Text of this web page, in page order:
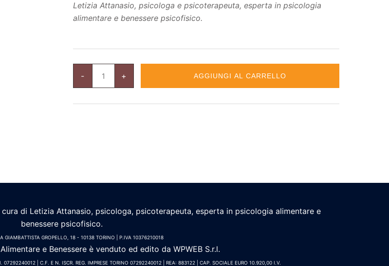
Letizia Attanasio, psicologa e psicoterapeuta, esperta in psicologia
alimentare e benessere psicofisico.
-
Calendario
Alimentare
Benessere
+ AGGIUNGI AL CARRELLO
di Letizia Attanasio, psicologa, psicoterapeuta, esperta in psicologia alimentare e
benessere psicofisico.
GIAMBATTISTA GROPELLO, 18 - 10138 TORINO | P.IVA 10376210018
e Benessere è venduto ed edito da WPWEB S.r.l.
| C.F. E N. ISCR. REG. IMPRESE TORINO 07292240012 | REA: 883122 | CAP. SOCIALE EURO 10.920,00 I.V.